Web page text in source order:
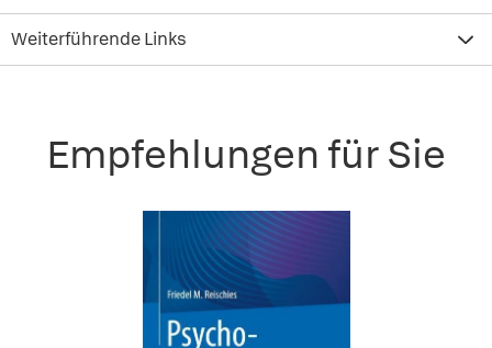
Weiterführende Links
Empfehlungen für Sie